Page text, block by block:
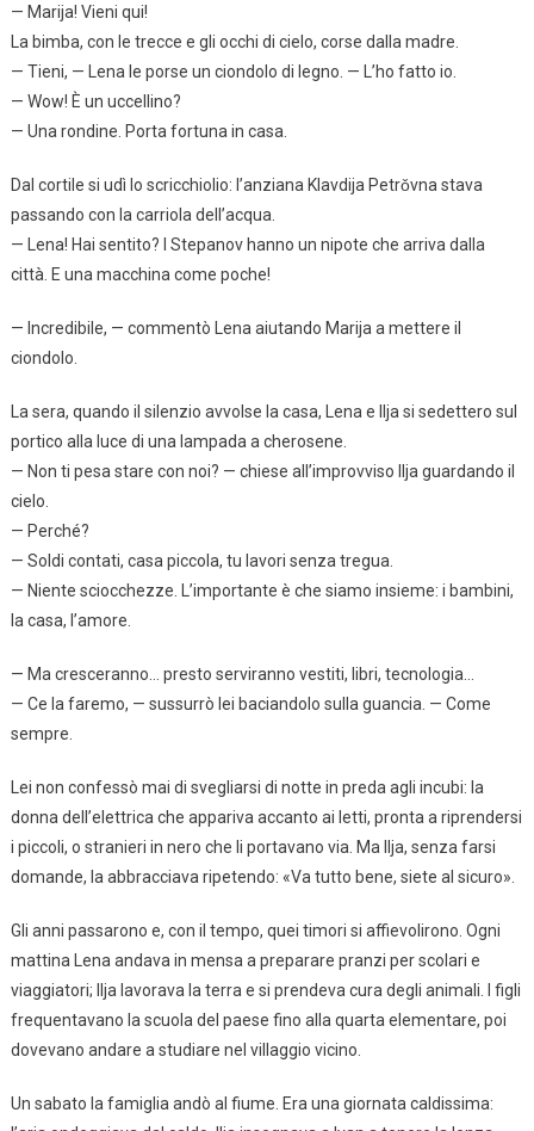
— Marija! Vieni qui!
La bimba, con le trecce e gli occhi di cielo, corse dalla madre.
— Tieni, — Lena le porse un ciondolo di legno. — L’ho fatto io.
— Wow! È un uccellino?
— Una rondine. Porta fortuna in casa.
Dal cortile si udì lo scricchiolio: l’anziana Klavdija Petrǒvna stava
passando con la carriola dell’acqua.
— Lena! Hai sentito? I Stepanov hanno un nipote che arriva dalla
città. E una macchina come poche!
— Incredibile, — commentò Lena aiutando Marija a mettere il
ciondolo.
La sera, quando il silenzio avvolse la casa, Lena e Ilja si sedettero sul
portico alla luce di una lampada a cherosene.
— Non ti pesa stare con noi? — chiese all’improvviso Ilja guardando il
cielo.
— Perché?
— Soldi contati, casa piccola, tu lavori senza tregua.
— Niente sciocchezze. L’importante è che siamo insieme: i bambini,
la casa, l’amore.
— Ma cresceranno… presto serviranno vestiti, libri, tecnologia…
— Ce la faremo, — sussurrò lei baciandolo sulla guancia. — Come
sempre.
Lei non confessò mai di svegliarsi di notte in preda agli incubi: la
donna dell’elettrica che appariva accanto ai letti, pronta a riprendersi
i piccoli, o stranieri in nero che li portavano via. Ma Ilja, senza farsi
domande, la abbracciava ripetendo: «Va tutto bene, siete al sicuro».
Gli anni passarono e, con il tempo, quei timori si affievolirono. Ogni
mattina Lena andava in mensa a preparare pranzi per scolari e
viaggiatori; Ilja lavorava la terra e si prendeva cura degli animali. I figli
frequentavano la scuola del paese fino alla quarta elementare, poi
dovevano andare a studiare nel villaggio vicino.
Un sabato la famiglia andò al fiume. Era una giornata caldissima: